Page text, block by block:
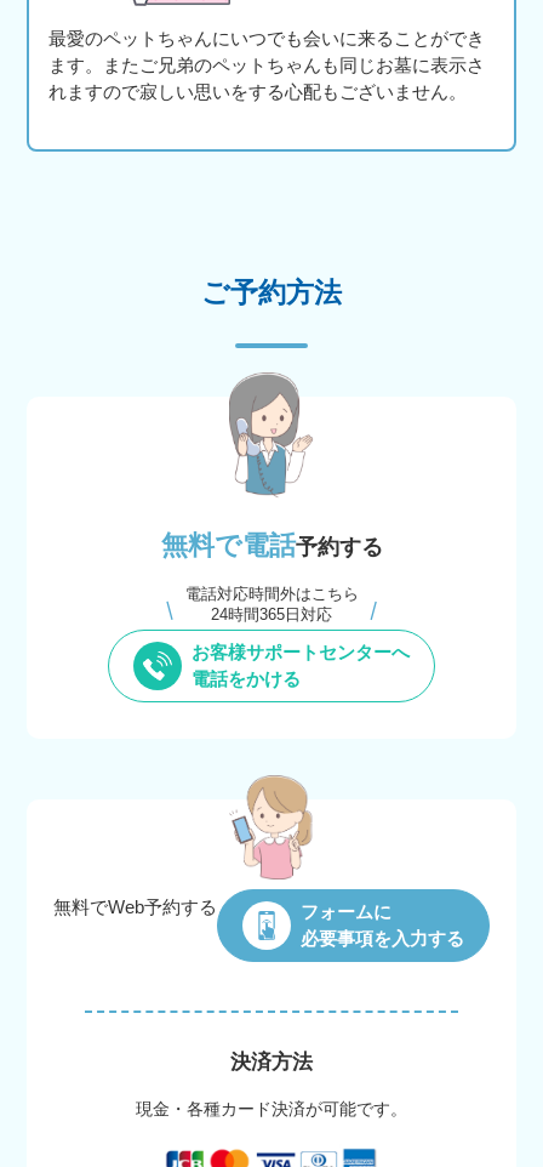
最愛のペットちゃんにいつでも会いに来ることができ
ます。またご兄弟のペットちゃんも同じお墓に表示さ
れますので寂しい思いをする心配もございません。
ご予約方法
無料で電話予約する
電話対応時間外はこちら
24時間365日対応
お客様サポートセンターへ
電話をかける
無料でWeb予約する
フォームに
必要事項を入力する
決済方法
現金・各種カード決済が可能です。